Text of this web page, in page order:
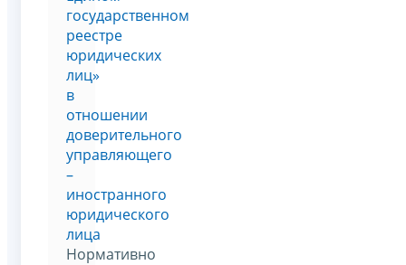
государственном
реестре
юридических
лиц»
в
отношении
доверительного
управляющего
–
иностранного
юридического
лица
Нормативно